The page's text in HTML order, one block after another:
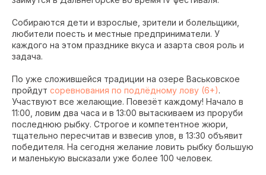
Собираются дети и взрослые, зрители и болельщики,
любители поесть и местные предприниматели. У
каждого на этом празднике вкуса и азарта своя роль и
задача.
По уже сложившейся традиции на озере Васьковское
пройдут соревнования по подлёдному лову (6+).
Участвуют все желающие. Повезёт каждому! Начало в
11:00, ловим два часа и в 13:00 вытаскиваем из проруби
последнюю рыбку. Строгое и компетентное жюри,
тщательно пересчитав и взвесив улов, в 13:30 объявит
победителя. На сегодня желание ловить рыбку большую
и маленькую высказали уже более 100 человек.